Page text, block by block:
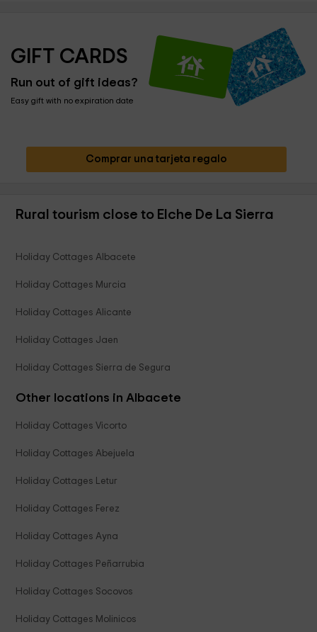
GIFT CARDS
Run out of gift ideas?
Easy gift with no expiration date
Comprar una tarjeta regalo
Rural tourism close to Elche De La Sierra
Holiday Cottages Albacete
Holiday Cottages Murcia
Holiday Cottages Alicante
Holiday Cottages Jaen
Holiday Cottages Sierra de Segura
Other locations in Albacete
Holiday Cottages Vicorto
Holiday Cottages Abejuela
Holiday Cottages Letur
Holiday Cottages Ferez
Holiday Cottages Ayna
Holiday Cottages Peñarrubia
Holiday Cottages Socovos
Holiday Cottages Molinicos